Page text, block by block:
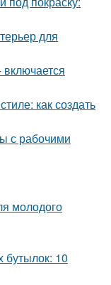
для
включается
как создать
с рабочими
молодого
бутылок: 10